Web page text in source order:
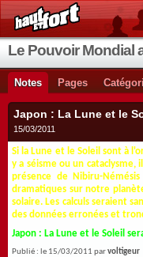
Le Pouvoir Mondial
Notes Pages
Japon : La Lune et le
15/03/2011
Si la Lune et le Soleil sont à
y a séisme ou un cataclysme,
présence de Nibiru-
dramatiques sur notre
solaire. Les calculs seraient
des données erronées et
Japon : La Lune et le Soleil
Publié : le 15/03/2011 parvoltigeur